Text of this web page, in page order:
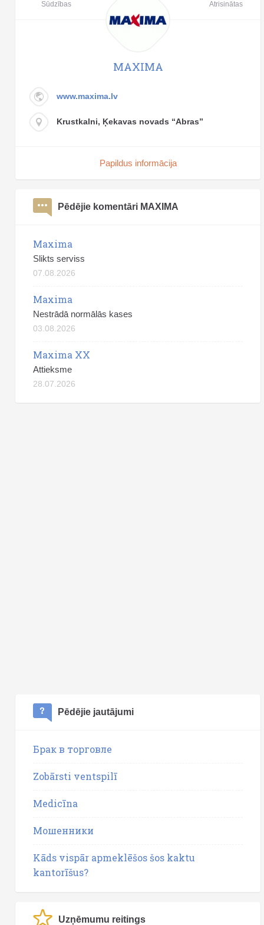
Sūdzības Atrisinātas
MAXIMA
www.maxima.lv
Krustkalni, Ķekavas novads “Abras”
Papildus informācija
Pēdējie komentāri MAXIMA
Maxima
Slikts serviss
07.08.2026
Maxima
Nestrādā normālās kases
03.08.2026
Maxima XX
Attieksme
28.07.2026
Pēdējie jautājumi
Брак в торговле
Zobārsti ventspilī
Medicīna
Мошенники
Kāds vispār apmeklēšos šos kaktu
kantorīšus?
Uzņēmumu reitings